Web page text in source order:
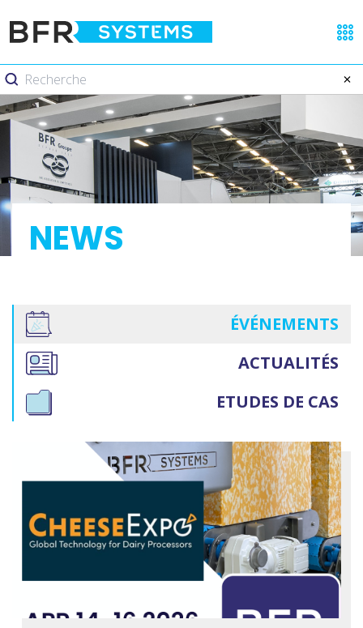
NEWS
ÉVÉNEMENTS
ACTUALITÉS
ETUDES DE CAS